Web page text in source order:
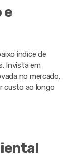
e
índice de
Invista em
no mercado,
custo ao longo